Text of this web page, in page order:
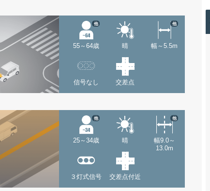
55～64歳
他
晴 幅～5.5m
他
信号なし 交差点
25～34歳
他
晴
幅9.0～
13.0m
他
３灯式信号 交差点付近